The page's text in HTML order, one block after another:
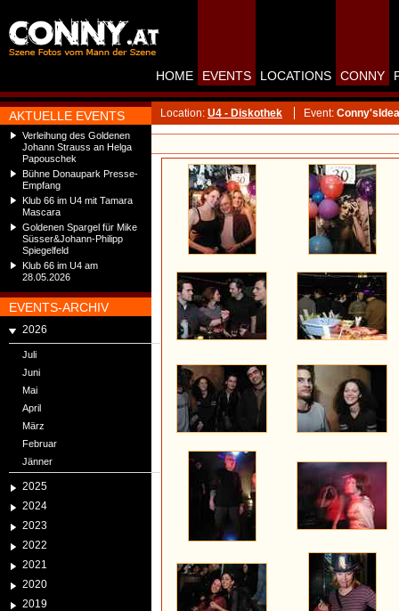
AKTUELLE EVENTS
Verleihung des Goldenen
Johann Strauss an Helga
Papouschek
Bühne Donaupark Presse-
Empfang
Klub 66 im U4 mit Tamara
Mascara
Goldenen Spargel für Mike
Süsser&Johann-Philipp
Spiegelfeld
Klub 66 im U4 am
28.05.2026
EVENTS-ARCHIV
2026
Juli
Juni
Mai
April
März
Februar
Jänner
2025
2024
2023
2022
2021
2020
2019
HOME EVENTS LOCATIONS CONNY
Location: U4 - Diskothek Event: